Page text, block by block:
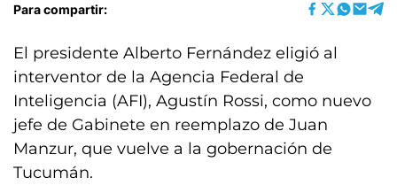
Para compartir:
El presidente Alberto Fernández eligió al
interventor de la Agencia Federal de
Inteligencia (AFI), Agustín Rossi, como nuevo
jefe de Gabinete en reemplazo de Juan
Manzur, que vuelve a la gobernación de
Tucumán.